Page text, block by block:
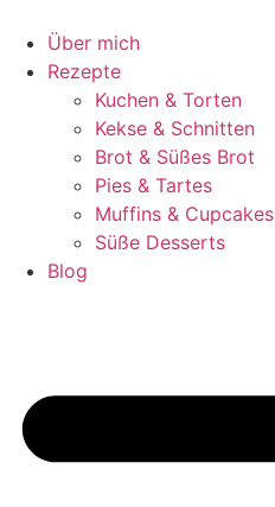
Inhalt
springen
Über mich
Rezepte
Kuchen & Torten
Kekse & Schnitten
Brot & Süßes Brot
Pies & Tartes
Muffins & Cupcakes
Süße Desserts
Blog